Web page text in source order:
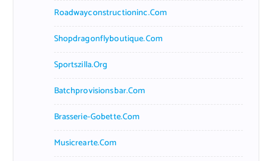
Roadwayconstructioninc.com
Shopdragonflyboutique.com
Sportszilla.org
Batchprovisionsbar.com
Brasserie-Gobette.com
Musicrearte.com